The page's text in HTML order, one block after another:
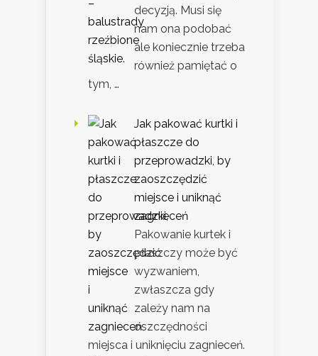
decyzją. Musi się
nam ona podobać
ale koniecznie trzeba
również pamiętać o
tym, …
Jak pakować kurtki i
płaszcze do
przeprowadzki, by
zaoszczędzić
miejsce i uniknąć
zagnieceń
Pakowanie kurtek i
płaszczy może być
wyzwaniem,
zwłaszcza gdy
zależy nam na
oszczędności
miejsca i uniknięciu zagnieceń.